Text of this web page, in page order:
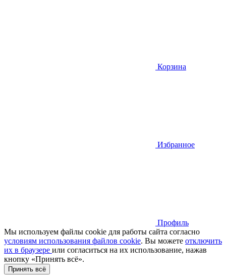
Корзина
Избранное
Профиль
Мы используем файлы cookie для работы сайта согласно
условиям использования файлов cookie. Вы можете отключить
их в браузере или cогласиться на их использование, нажав
кнопку «Принять всё».
Принять всё